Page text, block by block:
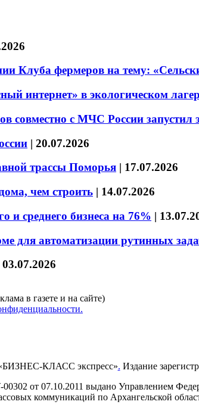
Клуба фермеров на тему:
интернет» в экологическом
совместно с МЧС России запустил
| 20.07.2026
трассы Поморья | 17.07.2026
чем строить | 14.07.2026
и среднего бизнеса на 76% |
для автоматизации рутинных
03.07.2026
в газете и на сайте)
КЛАСС экспресс». Издание
от 07.10.2011 выдано Управлением
коммуникаций по Архангельской